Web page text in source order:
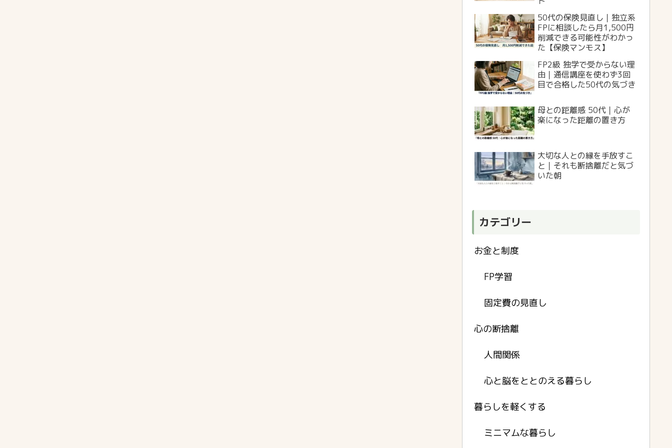
50代の保険見直し｜独立系
FPに相談したら月1,500円
削減できる可能性がわかっ
た【保険マンモス】
FP2級 独学で受からない理
由｜通信講座を使わず3回
目で合格した50代の気づき
母との距離感 50代｜心が
楽になった距離の置き方
大切な人との縁を手放すこ
と｜それも断捨離だと気づ
いた朝
カテゴリー
お金と制度
FP学習
固定費の見直し
心の断捨離
人間関係
心と脳をととのえる暮らし
暮らしを軽くする
ミニマムな暮らし